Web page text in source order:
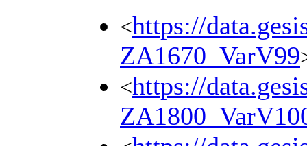
<https://
ZA1670_VarV99
<https://